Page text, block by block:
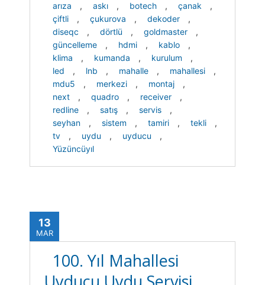
arıza
, askı , botech , çanak
,
çiftli
, çukurova , dekoder
,
diseqc
, dörtlü , goldmaster
,
güncelleme
, hdmi , kablo
,
klima
, kumanda , kurulum
,
led
, lnb , mahalle , mahallesi
,
mdu5
, merkezi , montaj
,
next
, quadro , receiver
,
redline
, satış , servis
,
seyhan
, sistem , tamiri , tekli
,
tv
, uydu , uyducu
,
Yüzüncüyıl
13
MAR
100. Yıl Mahallesi